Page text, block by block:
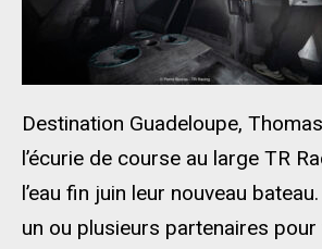
Destination Guadeloupe,
l’écurie de course au large TR
l’eau fin juin leur nouveau
un ou plusieurs partenaires